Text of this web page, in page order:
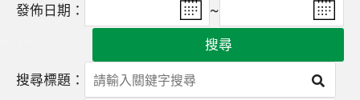
發佈日期：
~
搜尋
搜尋標題：